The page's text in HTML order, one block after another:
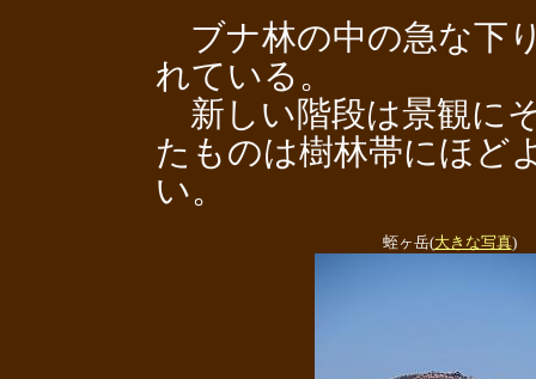
ブナ林の中の急な下
れている。
新しい階段は景観に
たものは樹林帯にほど
い。
蛭ヶ岳(大きな写真)